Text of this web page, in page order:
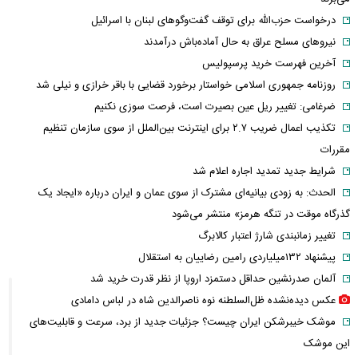
درخواست حزب‌الله برای توقف گفت‌وگوهای لبنان با اسرائیل
نیروهای مسلح عراق به حال آماده‌باش درآمدند
آخرین فهرست خرید پرسپولیس
روزنامه جمهوری اسلامی خواستار برخورد قضایی با باقر خرازی و نیلی شد
ضرغامی: تغییر ریل عین بصیرت است، فرصت سوزی نکنیم
تکذیب اعمال ضریب ۲.۷ برای اینترنت بین‌الملل از سوی سازمان تنظیم
مقررات
شرایط جدید تمدید اجاره اعلام شد
الحدث: به زودی بیانیه‌ای مشترک از سوی عمان و ایران درباره «ایجاد یک
گذرگاه موقت در تنگه هرمز» منتشر می‌شود
تغییر زمانبندی‌ شارژ اعتبار کالابرگ
پیشنهاد ۱۳۲میلیاردی رامین رضاییان به استقلال
آلمان صدرنشین حداقل دستمزد اروپا از نظر قدرت خرید شد
عکس دیده‌نشده ظل‌السلطنه نوه ناصرالدین شاه در لباس دامادی
موشک خیبرشکن ایران چیست؟ جزئیات جدید از برد، سرعت و قابلیت‌های
این موشک